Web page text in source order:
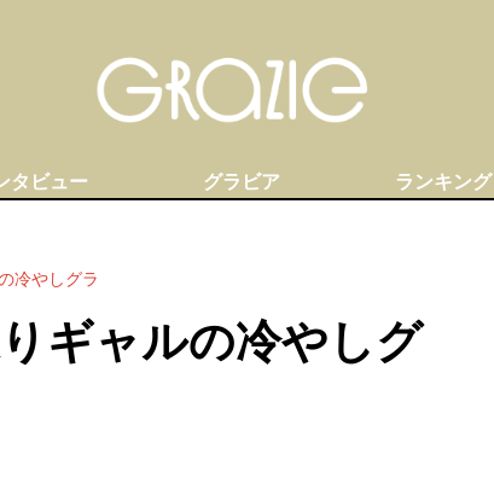
タビュー グラビア ランキング
冷やしグラ
ギャルの冷やしグ